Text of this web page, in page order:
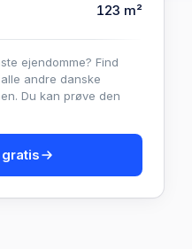
123 m²
ejendomme? Find
andre danske
Du kan prøve den